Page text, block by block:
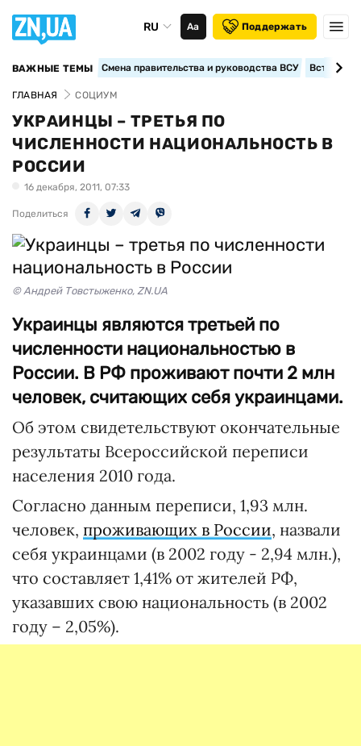
RU Аа Поддержать
ВАЖНЫЕ ТЕМЫ Смена правительства и руководства ВСУ
ГЛАВНАЯ СОЦИУМ
УКРАИНЦЫ – ТРЕТЬЯ ПО
ЧИСЛЕННОСТИ НАЦИОНАЛЬНОСТЬ В
РОССИИ
16 декабря, 2011, 07:33
Поделиться
© Андрей Товстыженко, ZN.UA
Украинцы являются третьей по
численности национальностью в
России. В РФ проживают почти 2 млн
человек, считающих себя украинцами.
Об этом свидетельствуют окончательные
результаты Всероссийской переписи
населения 2010 года.
Согласно данным переписи, 1,93 млн.
человек, проживающих в России, назвали
себя украинцами (в 2002 году - 2,94 млн.),
что составляет 1,41% от жителей РФ,
указавших свою национальность (в 2002
году – 2,05%).